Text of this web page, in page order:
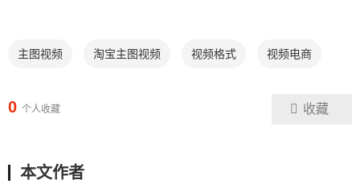
主图视频 淘宝主图视频 视频格式 视频电商
0 个人收藏 收藏
本文作者